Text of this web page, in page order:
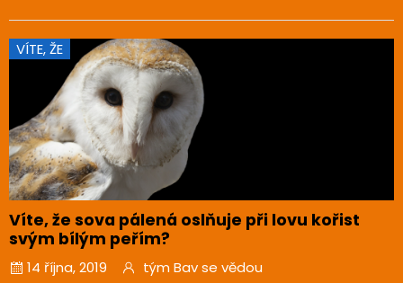
VÍTE, ŽE
Víte, že sova pálená oslňuje při lovu kořist
svým bílým peřím?
14 října, 2019 tým Bav se vědou